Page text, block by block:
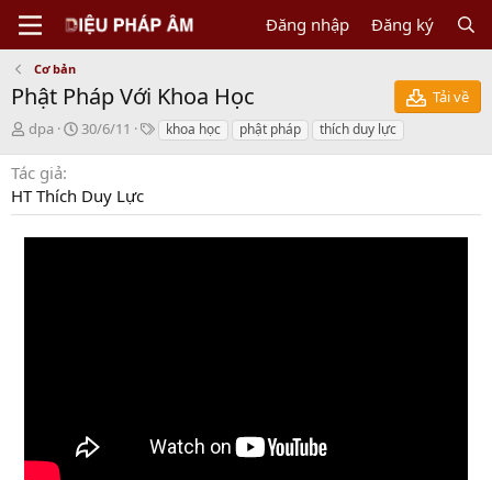
Đăng nhập Đăng ký
Cơ bản
Phật Pháp Với Khoa Học
Tải về
N
ư
ờ
i
dpa
C
a
t
30/6/11
T khoa học phật pháp thích duy lực
Tác giả
HT Thích Duy Lực